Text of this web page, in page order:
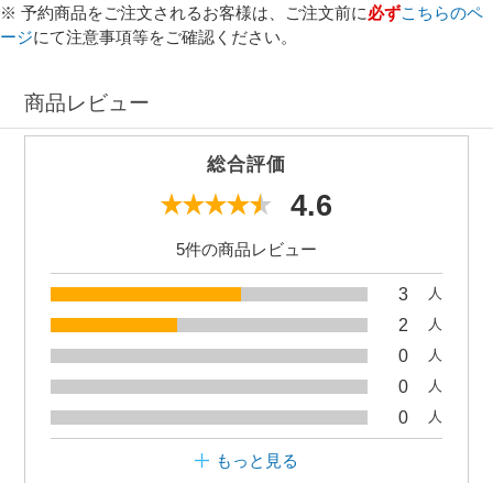
※ 予約商品をご注文されるお客様は、ご注文前に必ずこちらのペ
ージにて注意事項等をご確認ください。
商品レビュー
総合評価
4.6
5件の商品レビュー
3 人
2 人
0 人
0 人
0 人
もっと見る